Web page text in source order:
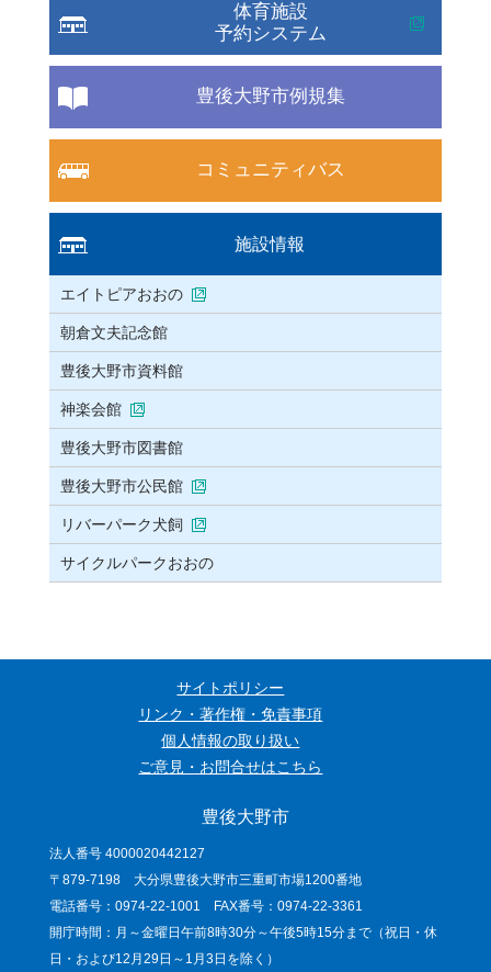
体育施設
予約システム
豊後大野市例規集
コミュニティバス
施設情報
エイトピアおおの
朝倉文夫記念館
豊後大野市資料館
神楽会館
豊後大野市図書館
豊後大野市公民館
リバーパーク犬飼
サイクルパークおおの
サイトポリシー
リンク・著作権・免責事項
個人情報の取り扱い
ご意見・お問合せはこちら
豊後大野市
法人番号 4000020442127
〒879-7198 大分県豊後大野市三重町市場1200番地
電話番号：0974-22-1001 FAX番号：0974-22-3361
開庁時間：月～金曜日午前8時30分～午後5時15分まで（祝日・休
日・および12月29日～1月3日を除く）